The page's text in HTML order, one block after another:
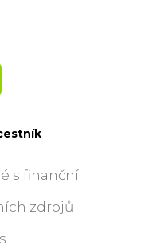
s finanční
zdrojů